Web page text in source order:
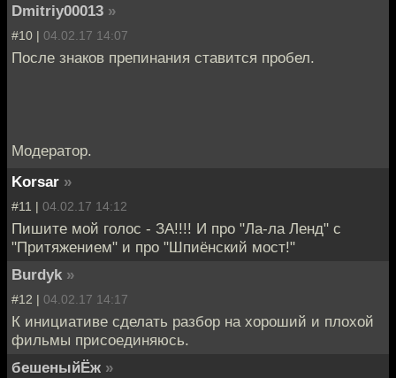
Dmitriy00013 »
#10 | 04.02.17 14:07
После знаков препинания ставится пробел.
Модератор.
Korsar »
#11 | 04.02.17 14:12
Пишите мой голос - ЗА!!!! И про "Ла-ла Ленд" с
"Притяжением" и про "Шпиёнский мост!"
Burdyk »
#12 | 04.02.17 14:17
К инициативе сделать разбор на хороший и плохой
фильмы присоединяюсь.
бешеныйЁж »